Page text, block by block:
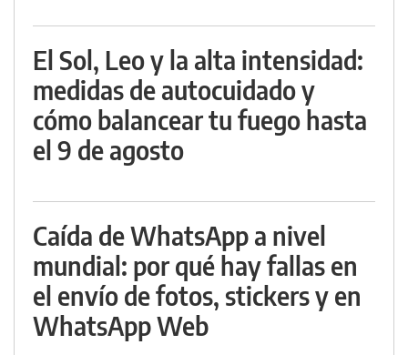
El Sol, Leo y la alta intensidad:
medidas de autocuidado y
cómo balancear tu fuego hasta
el 9 de agosto
Caída de WhatsApp a nivel
mundial: por qué hay fallas en
el envío de fotos, stickers y en
WhatsApp Web